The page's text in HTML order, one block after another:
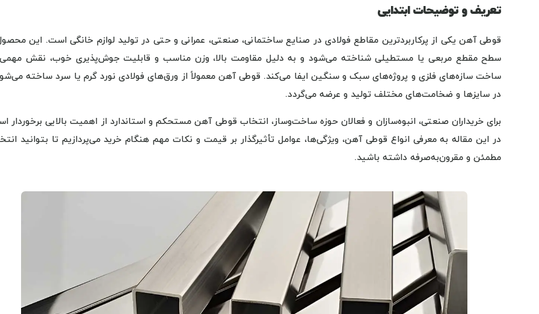
تعریف و توضیحات ابتدایی
قوطی آهن یکی از پرکاربردترین مقاطع فولادی در صنایع ساختمانی، صنعتی، عمرانی و حتی در تولید لوازم خانگی است. این
سطح مقطع مربعی یا مستطیلی شناخته می‌شود و به دلیل مقاومت بالا، وزن مناسب و قابلیت جوش‌پذیری خوب، نقش
ساخت سازه‌های فلزی و پروژه‌های سبک و سنگین ایفا می‌کند. قوطی آهن معمولاً از ورق‌های فولادی نورد گرم یا سرد ساخته
در سایزها و ضخامت‌های مختلف تولید و عرضه می‌گردد.
برای خریداران صنعتی، انبوه‌سازان و فعالان حوزه ساخت‌وساز، انتخاب قوطی آهن مستحکم و استاندارد از اهمیت بالایی برخوردار
در این مقاله به معرفی انواع قوطی آهن، ویژگی‌ها، عوامل تأثیرگذار بر قیمت و نکات مهم هنگام خرید می‌پردازیم تا بتوانید
مطمئن و مقرون‌به‌صرفه داشته باشید.